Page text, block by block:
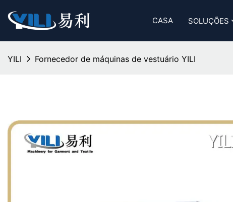
CASA SOLUÇÕES
YILI Fornecedor de máquinas de vestuário YILI